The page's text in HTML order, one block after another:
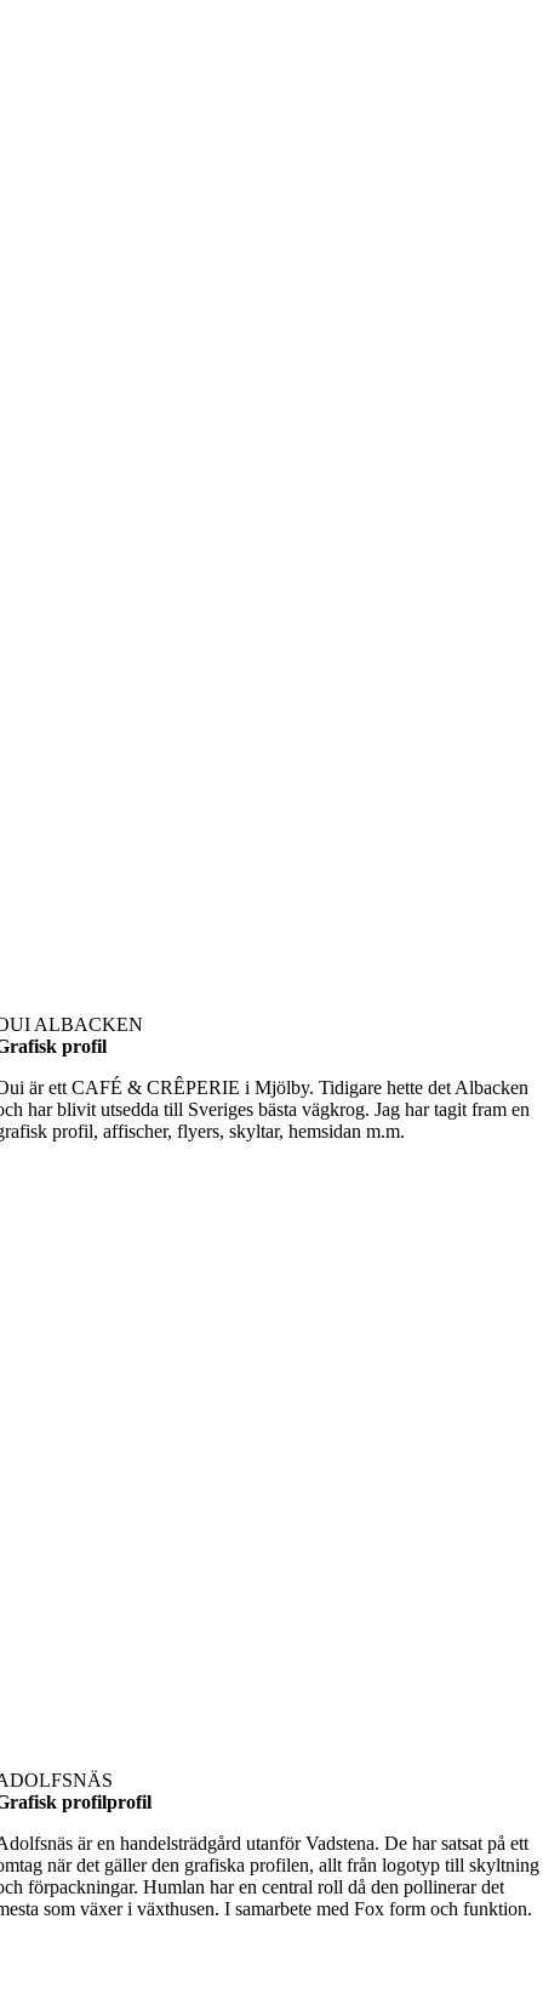
ALBACKEN
profil
är ett CAFÉ & CRÊPERIE i Mjölby. Tidigare hette det Albacken
har blivit utsedda till Sveriges bästa vägkrog. Jag har tagit fram en
profil, affischer, flyers, skyltar, hemsidan m.m.
profilprofil
är en handelsträdgård utanför Vadstena. De har satsat på ett
när det gäller den grafiska profilen, allt från logotyp till skyltning
förpackningar. Humlan har en central roll då den pollinerar det
som växer i växthusen. I samarbete med Fox form och funktion.